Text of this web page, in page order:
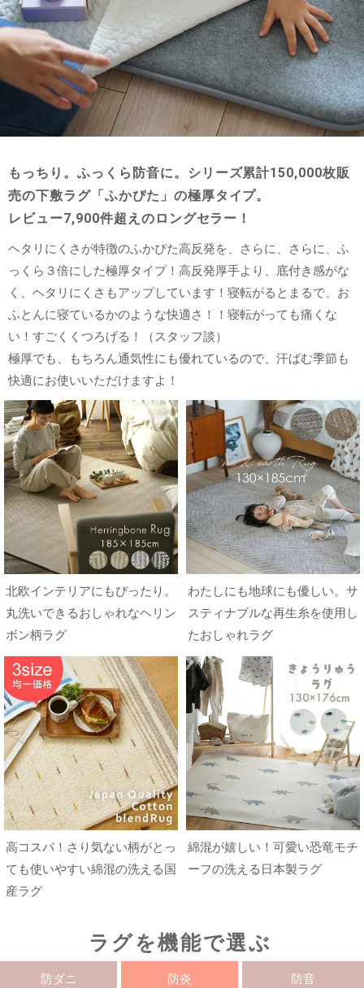
もっちり。ふっくら防音に。シリーズ累計150,000枚販
売の下敷ラグ「ふかぴた」の極厚タイプ。
レビュー7,900件超えのロングセラー！
ヘタリにくさが特徴のふかぴた高反発を、さらに、さらに、ふ
っくら３倍にした極厚タイプ！高反発厚手より、底付き感がな
く、ヘタリにくさもアップしています！寝転がるとまるで、お
ふとんに寝ているかのような快適さ！！寝転がっても痛くな
い！すごくくつろげる！（スタッフ談）
極厚でも、もちろん通気性にも優れているので、汗ばむ季節も
快適にお使いいただけますよ！
北欧インテリアにもぴったり。
丸洗いできるおしゃれなヘリン
ボン柄ラグ
わたしにも地球にも優しい。サ
スティナブルな再生糸を使用し
たおしゃれラグ
高コスパ！さり気ない柄がとっ
ても使いやすい綿混の洗える国
産ラグ
綿混が嬉しい！可愛い恐竜モチ
ーフの洗える日本製ラグ
ラグを機能で選ぶ
防ダニ
防炎
防音